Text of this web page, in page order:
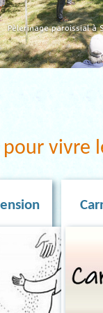
Pèlerinage paroissial à
pour vivre